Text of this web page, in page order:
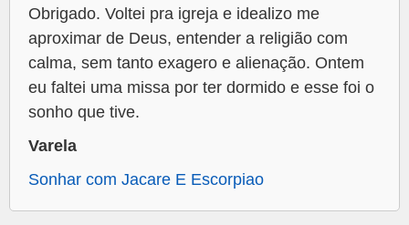
Obrigado. Voltei pra igreja e idealizo me
aproximar de Deus, entender a religião com
calma, sem tanto exagero e alienação. Ontem
eu faltei uma missa por ter dormido e esse foi o
sonho que tive.
Varela
Sonhar com Jacare E Escorpiao